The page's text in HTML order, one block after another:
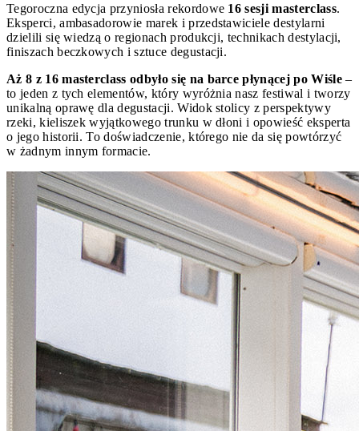
Tegoroczna edycja przyniosła rekordowe 16 sesji masterclass.
Eksperci, ambasadorowie marek i przedstawiciele destylarni
dzielili się wiedzą o regionach produkcji, technikach destylacji,
finiszach beczkowych i sztuce degustacji.
Aż 8 z 16 masterclass odbyło się na barce płynącej po Wiśle–
to jeden z tych elementów, który wyróżnia nasz festiwal i tworzy
unikalną oprawę dla degustacji. Widok stolicy z perspektywy
rzeki, kieliszek wyjątkowego trunku w dłoni i opowieść eksperta
o jego historii. To doświadczenie, którego nie da się powtórzyć
w żadnym innym formacie.